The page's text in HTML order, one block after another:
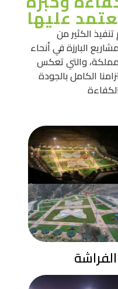
عليهاتنفيذ الكثير من
البارزة في أنحاء
والتي تعكس
الكامل بالجودة